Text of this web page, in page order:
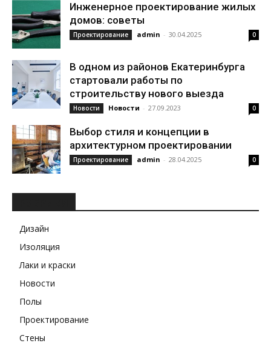
Инженерное проектирование жилых
домов: советы
Проектирование admin - 30.04.2025 0
В одном из районов Екатеринбурга
стартовали работы по
строительству нового выезда
Новости Новости - 27.09.2023 0
Выбор стиля и концепции в
архитектурном проектировании
Проектирование admin - 28.04.2025 0
Дизайн
Изоляция
Лаки и краски
Новости
Полы
Проектирование
Стены